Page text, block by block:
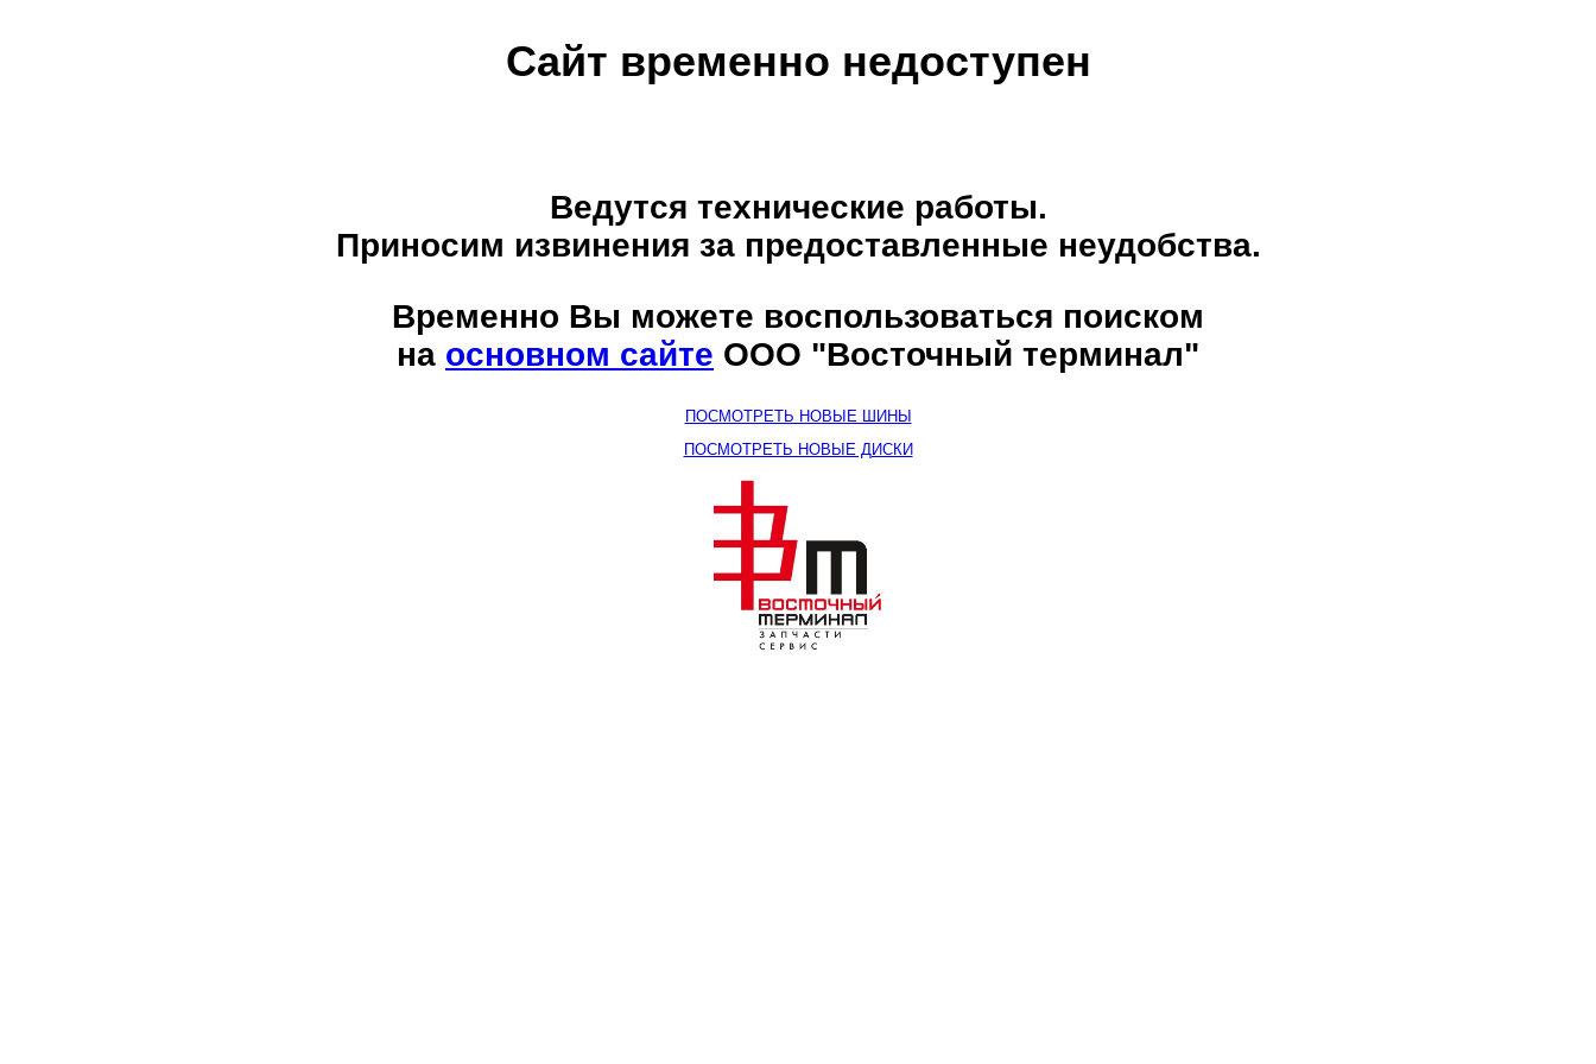
Сайт временно недоступен
Ведутся технические работы.
Приносим извинения за предоставленные неудобства.
Временно Вы можете воспользоваться поиском
на основном сайте ООО "Восточный терминал"
ПОСМОТРЕТЬ НОВЫЕ ШИНЫ
ПОСМОТРЕТЬ НОВЫЕ ДИСКИ